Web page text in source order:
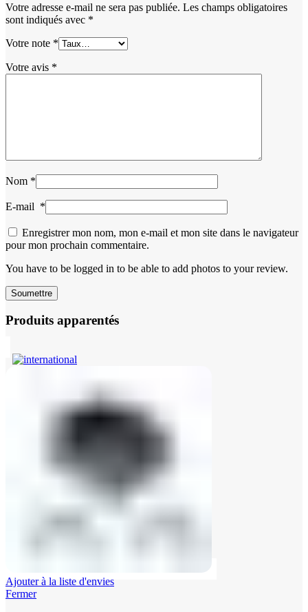
Votre adresse e-mail ne sera pas publiée. Les champs obligatoires
sont indiqués avec *
Votre note *
Votre avis *
Nom *
E-mail *
Enregistrer mon nom, mon e-mail et mon site dans le navigateur
pour mon prochain commentaire.
You have to be logged in to be able to add photos to your review.
Produits apparentés
Ajouter à la liste d'envies
Fermer